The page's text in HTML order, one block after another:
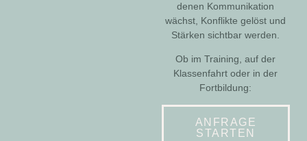
denen Kommunikation
wächst, Konflikte gelöst und
Stärken sichtbar werden.
Ob im Training, auf der
Klassenfahrt oder in der
Fortbildung:
ANFRAGE
STARTEN